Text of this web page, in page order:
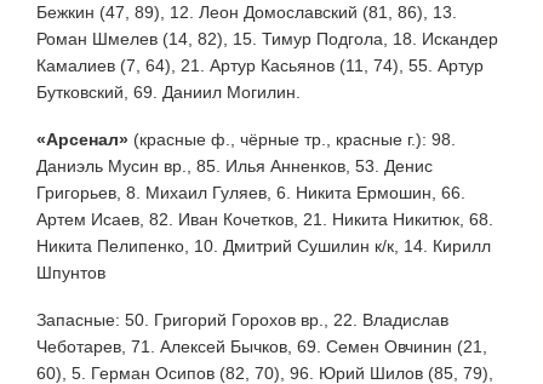
Бежкин (47, 89), 12. Леон Домославский (81, 86), 13.
Роман Шмелев (14, 82), 15. Тимур Подгола, 18. Искандер
Камалиев (7, 64), 21. Артур Касьянов (11, 74), 55. Артур
Бутковский, 69. Даниил Могилин.
«Арсенал» (красные ф., чёрные тр., красные г.): 98.
Даниэль Мусин вр., 85. Илья Анненков, 53. Денис
Григорьев, 8. Михаил Гуляев, 6. Никита Ермошин, 66.
Артем Исаев, 82. Иван Кочетков, 21. Никита Никитюк, 68.
Никита Пелипенко, 10. Дмитрий Сушилин к/к, 14. Кирилл
Шпунтов
Запасные: 50. Григорий Горохов вр., 22. Владислав
Чеботарев, 71. Алексей Бычков, 69. Семен Овчинин (21,
60), 5. Герман Осипов (82, 70), 96. Юрий Шилов (85, 79),